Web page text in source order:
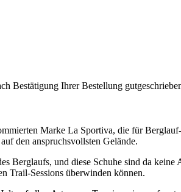
Bestätigung Ihrer Bestellung
Marke La Sportiva, die für
den anspruchsvollsten Gelände.
Berglaufs, und diese Schuhe sind da
Trail-Sessions überwinden können.